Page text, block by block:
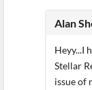
Alan
Heyy...I
Stellar
issue of